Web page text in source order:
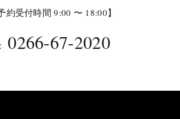
約受付時間 9:00 〜 18:00】
0266-67-2020